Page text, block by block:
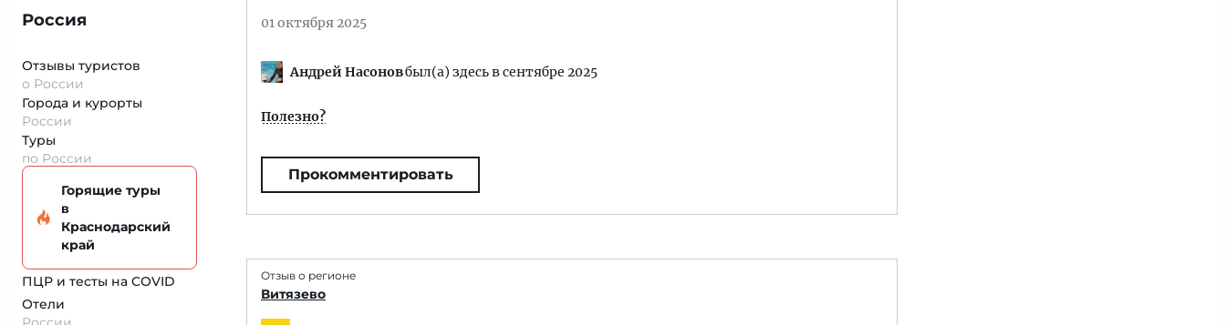
Россия
Отзывы туристов
о России
Города и курорты
России
Туры
по России
Горящие туры
в
Краснодарский
край
ПЦР и тесты на COVID
Отели
01 октября 2025
Андрей Насоновбыл(а) здесь в сентябре 2025
Полезно?
Прокомментировать
Отзыв о регионе
Витязево